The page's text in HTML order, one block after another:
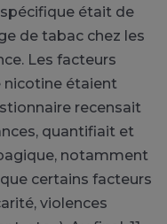
était de
de tabac chez les
Les facteurs
nicotine étaient
recensait
quantifiait et
notamment
certains facteurs
violences